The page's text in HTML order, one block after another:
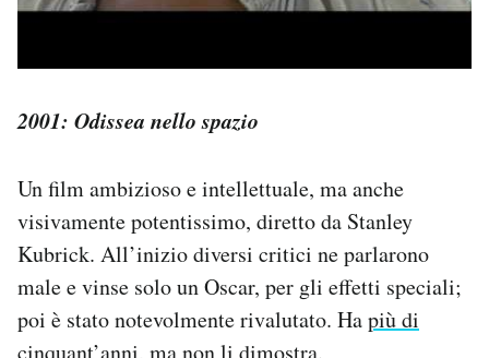
2001: Odissea nello spazio
Un film ambizioso e intellettuale, ma anche
visivamente potentissimo, diretto da Stanley
Kubrick. All’inizio diversi critici ne parlarono
male e vinse solo un Oscar, per gli effetti speciali;
poi è stato notevolmente rivalutato. Hapiù di